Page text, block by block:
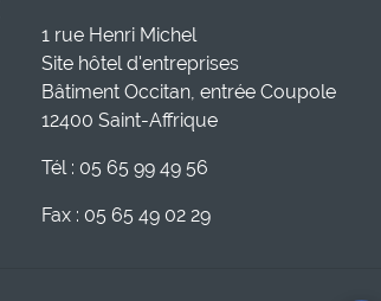
1 rue Henri Michel
Site hôtel d'entreprises
Bâtiment Occitan, entrée Coupole
12400 Saint-Affrique
Tél : 05 65 99 49 56
Fax : 05 65 49 02 29